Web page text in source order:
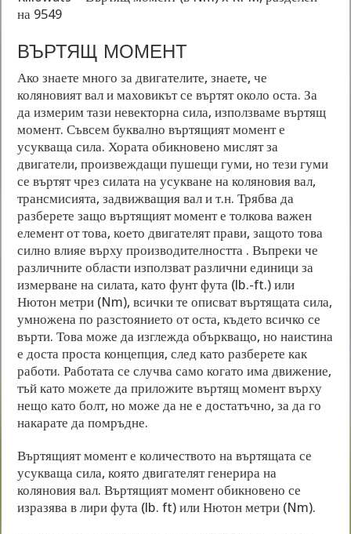
на 9549
ВЪРТЯЩ МОМЕНТ
Ако знаете много за двигателите, знаете, че
коляновият вал и маховикът се въртят около оста. За
да измерим тази невекторна сила, използваме въртящ
момент. Съвсем буквално въртящият момент е
усукваща сила. Хората обикновено мислят за
двигатели, произвеждащи пушещи гуми, но тези гуми
се въртят чрез силата на усукване на коляновия вал,
трансмисията, задвижващия вал и т.н. Трябва да
разберете защо въртящият момент е толкова важен
елемент от това, което двигателят прави, защото това
силно влияе върху производителността . Въпреки че
различните области използват различни единици за
измерване на силата, като фунт фута (lb.-ft.) или
Нютон метри (Nm), всички те описват въртящата сила,
умножена по разстоянието от оста, където всичко се
върти. Това може да изглежда объркващо, но наистина
е доста проста концепция, след като разберете как
работи. Работата се случва само когато има движение,
тъй като можете да приложите въртящ момент върху
нещо като болт, но може да не е достатъчно, за да го
накарате да помръдне.
Въртящият момент е количеството на въртящата се
усукваща сила, която двигателят генерира на
коляновия вал. Въртящият момент обикновено се
изразява в лири фута (lb. ft) или Нютон метри (Nm).